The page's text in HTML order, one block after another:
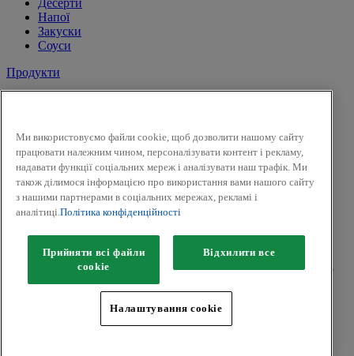
Десерти
Напої
Закуски
Соуси
Продукти
Суміші трав
До солодких страв і напоїв
Смак Вогню
Приправи для засолки та маринування
Гірчиця
Twitter
право © 2026 Kamis (McCormick & Company, Inc).
Всі права захищені.
Політика конфіденційності
Положення та умови
Ми використовуємо файли cookie, щоб дозволити нашому сайту
працювати належним чином, персоналізувати контент і рекламу,
надавати функції соціальних мереж і аналізувати наш трафік. Ми
також ділимося інформацією про використання вами нашого сайту
з нашими партнерами в соціальних мережах, рекламі і
аналітиці. Політика конфіденційності
Прийняти всі файли
сookie
Відхилити все
Налаштування cookie